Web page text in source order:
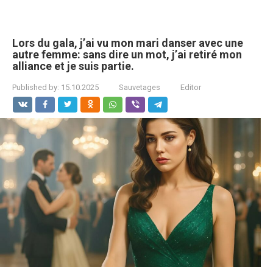
Lors du gala, j’ai vu mon mari danser avec une
autre femme: sans dire un mot, j’ai retiré mon
alliance et je suis partie.
Published by: 15.10.2025 Sauvetages Editor